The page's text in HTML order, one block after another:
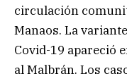
circulación
Manaos. La
Covid-19 apareció
al Malbrán. Los